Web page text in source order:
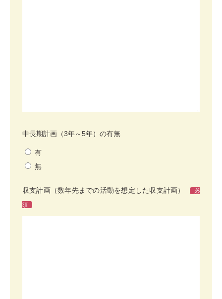
中長期計画（3年～5年）の有無
有
無
収支計画（数年先までの活動を想定した収支計画） 必
須